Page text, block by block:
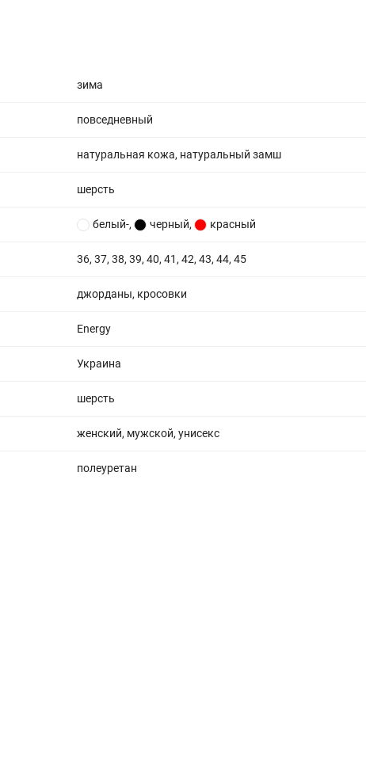
зима
повседневный
натуральная кожа, натуральный замш
шерсть
белый-, черный, красный
36, 37, 38, 39, 40, 41, 42, 43, 44, 45
джорданы, кросовки
Energy
Украина
шерсть
женский, мужской, унисекс
полеуретан